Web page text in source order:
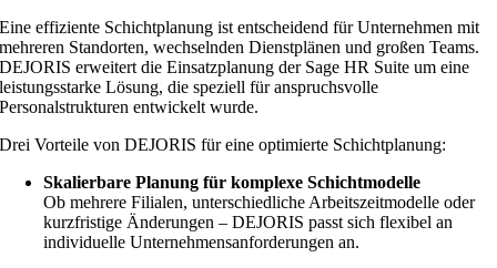
Eine effiziente Schichtplanung ist entscheidend für Unternehmen mit
mehreren Standorten, wechselnden Dienstplänen und großen Teams.
DEJORIS erweitert die Einsatzplanung der Sage HR Suite um eine
leistungsstarke Lösung, die speziell für anspruchsvolle
Personalstrukturen entwickelt wurde.
Drei Vorteile von DEJORIS für eine optimierte Schichtplanung:
Skalierbare Planung für komplexe Schichtmodelle
Ob mehrere Filialen, unterschiedliche Arbeitszeitmodelle oder
kurzfristige Änderungen – DEJORIS passt sich flexibel an
individuelle Unternehmensanforderungen an.